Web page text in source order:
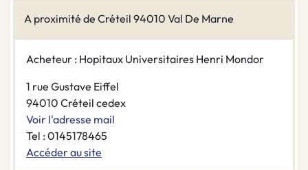
A proximité de Créteil 94010 Val De Marne
Acheteur : Hopitaux Universitaires Henri Mondor
1 rue Gustave Eiffel
94010 Créteil cedex
Voir l'adresse mail
Tel : 0145178465
Accéder au site